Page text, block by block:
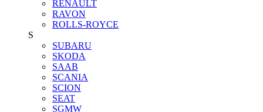
RENAULT
RAVON
ROLLS-ROYCE
S
SUBARU
SKODA
SAAB
SCANIA
SCION
SEAT
SGMW